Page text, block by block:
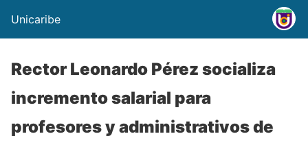
Unicaribe
Rector Leonardo Pérez socializa
incremento salarial para
profesores y administrativos de